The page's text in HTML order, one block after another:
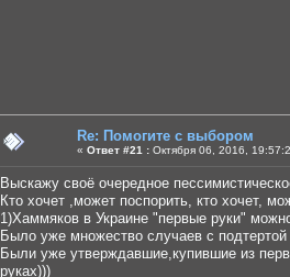
Re: Помогите с выбором
« Ответ #21 : Октября 06, 2016,
Выскажу своё очередное
Кто хочет ,может поспорить, кто хочет,
1)Хаммяков в Украине "первые руки"
Было уже множество случаев с подтертой
Были уже утверждавшие,купившие из
руках)))